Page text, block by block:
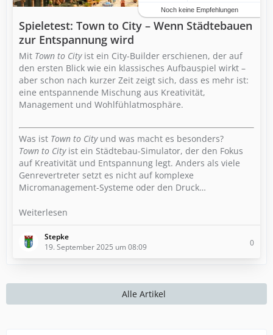
Noch keine Empfehlungen
Spieletest: Town to City – Wenn Städtebauen
zur Entspannung wird
Mit Town to Cityist ein City-Builder erschienen, der auf
den ersten Blick wie ein klassisches Aufbauspiel wirkt –
aber schon nach kurzer Zeit zeigt sich, dass es mehr ist:
eine entspannende Mischung aus Kreativität,
Management und Wohlfühlatmosphäre.
Was ist Town to Cityund was macht es besonders?
Town to Cityist ein Städtebau-Simulator, der den Fokus
auf Kreativität und Entspannung legt. Anders als viele
Genrevertreter setzt es nicht auf komplexe
Micromanagement-Systeme oder den Druck…
Weiterlesen
Stepke
19. September 2025 um 08:09
0
Alle Artikel